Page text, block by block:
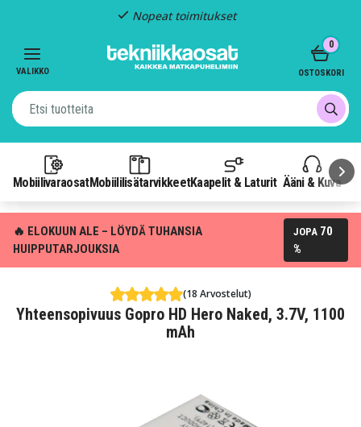
Nopeat toimitukset
VALIKKO
MobiilivaraosatMobiililisätarvikkeetKaapelit & Laturit Ääni & Kuva
0
OSTOSKORI
🔥 ELOKUUN ALE – LÖYDÄ TUHANSIA
HUIPPUTARJOUKSIA
JOPA 70
%
(18 Arvostelut)
Yhteensopivuus Gopro HD Hero Naked, 3.7V, 1100
mAh